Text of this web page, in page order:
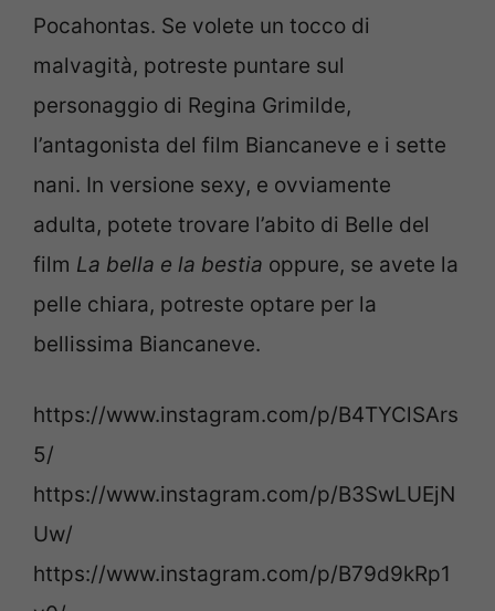
Pocahontas. Se volete un tocco di
malvagità, potreste puntare sul
personaggio di Regina Grimilde,
l’antagonista del film Biancaneve e i sette
nani. In versione sexy, e ovviamente
adulta, potete trovare l’abito di Belle del
film La bella e la bestia oppure, se avete la
pelle chiara, potreste optare per la
bellissima Biancaneve.
https://www.instagram.com/p/B4TYClSArs
5/
https://www.instagram.com/p/B3SwLUEjN
Uw/
https://www.instagram.com/p/B79d9kRp1